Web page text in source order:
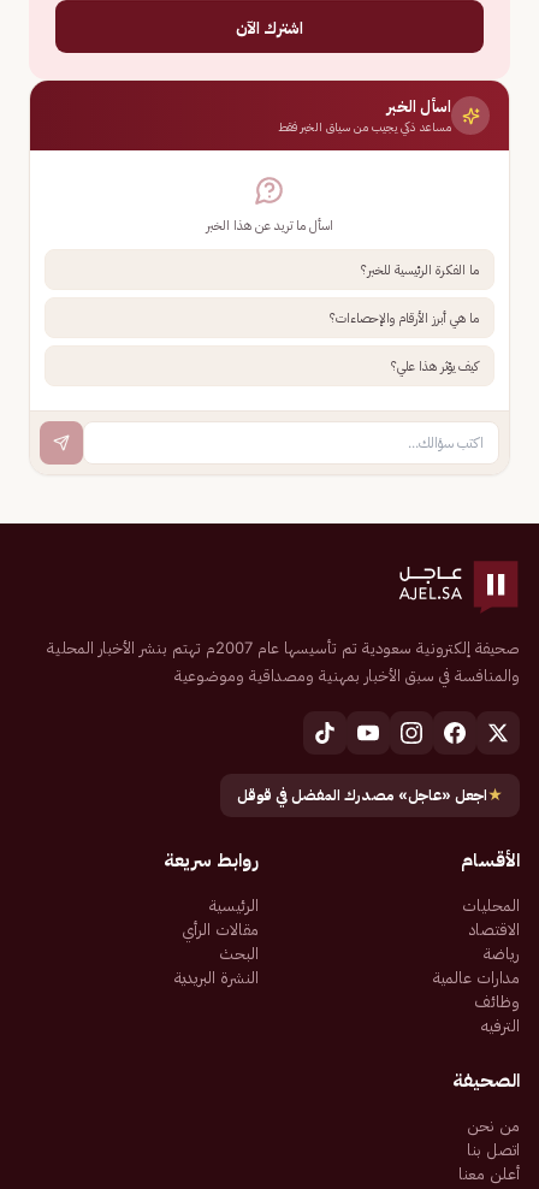
اشترك الآن
اسأل الخبر
مساعد ذكي يجيب من سياق الخبر فقط
اسأل ما تريد عن هذا الخبر
ما الفكرة الرئيسية للخبر؟
ما هي أبرز الأرقام والإحصاءات؟
كيف يؤثر هذا علي؟
صحيفة إلكترونية سعودية تم تأسيسها عام 2007م تهتم بنشر الأخبار المحلية
والمنافسة في سبق الأخبار بمهنية ومصداقية وموضوعية
★اجعل «عاجل» مصدرك المفضل في قوقل
الأقسام
المحليات
الاقتصاد
رياضة
مدارات عالمية
وظائف
الترفيه
روابط سريعة
الرئيسية
مقالات الرأي
البحث
النشرة البريدية
الصحيفة
من نحن
اتصل بنا
أعلن معنا